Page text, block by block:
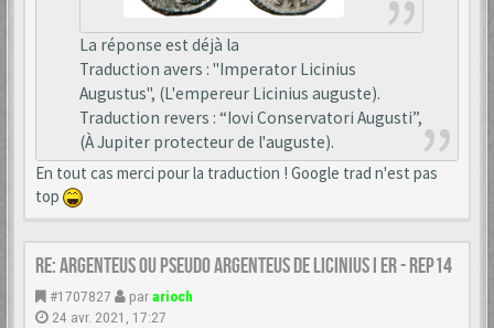
La réponse est déjà la
Traduction avers : "Imperator Licinius
Augustus", (L'empereur Licinius auguste).
Traduction revers : “Iovi Conservatori Augusti”,
(À Jupiter protecteur de l'auguste).
En tout cas merci pour la traduction ! Google trad n'est pas
top
Re: Argenteus ou pseudo argenteus de LICINIUS I er - REP14
#1707827 pararioch
24 avr. 2021, 17:27